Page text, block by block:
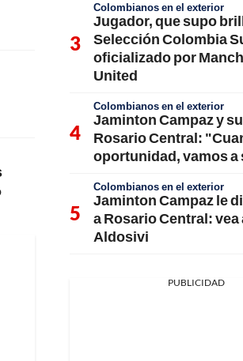
Colombianos en el exterior
Jugador, que supo
Selección Colombia
oficializado por
United
Colombianos en el exterior
Jaminton Campaz y
Rosario Central:
oportunidad, vamos a
Colombianos en el exterior
Jaminton Campaz le
a Rosario Central: vea
Aldosivi
PUBLICIDAD